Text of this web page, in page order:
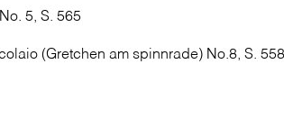
5, S. 565
(Gretchen am spinnrade) No.8, S.